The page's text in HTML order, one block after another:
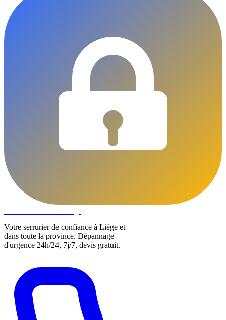
Votre serrurier de confiance à Liège et
dans toute la province. Dépannage
d'urgence 24h/24, 7j/7, devis gratuit.